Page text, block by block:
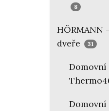
8
HÖRMANN
dveře
31
Domovní
Domovní